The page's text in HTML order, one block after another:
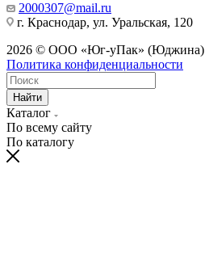
2000307@mail.ru
г. Краснодар, ул. Уральская, 120
2026 © ООО «Юг-уПак» (Юджина)
Политика конфиденциальности
Найти
Каталог
По всему сайту
По каталогу